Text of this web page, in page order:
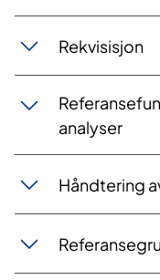
Rekvisisjon
analyser
Håndtering